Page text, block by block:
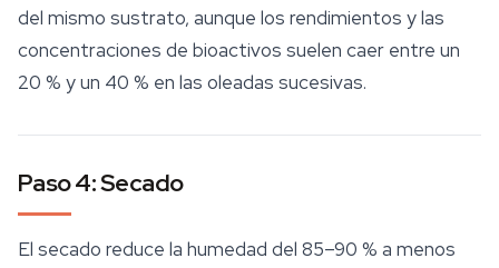
del mismo sustrato, aunque los rendimientos y las
concentraciones de bioactivos suelen caer entre un
20 % y un 40 % en las oleadas sucesivas.
Paso 4: Secado
El secado reduce la humedad del 85–90 % a menos